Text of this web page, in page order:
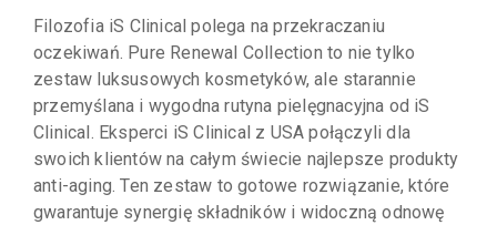
Filozofia iS Clinical polega na przekraczaniu
oczekiwań. Pure Renewal Collection to nie tylko
zestaw luksusowych kosmetyków, ale starannie
przemyślana i wygodna rutyna pielęgnacyjna od iS
Clinical. Eksperci iS Clinical z USA połączyli dla
swoich klientów na całym świecie najlepsze produkty
anti-aging. Ten zestaw to gotowe rozwiązanie, które
gwarantuje synergię składników i widoczną odnowę